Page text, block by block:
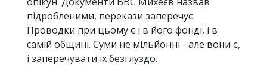
підробленими, перекази заперечує.
Проводки при цьому є і в його фонді, і в
самій общині. Суми не мільйонні - але вони є,
і заперечувати їх безглуздо.